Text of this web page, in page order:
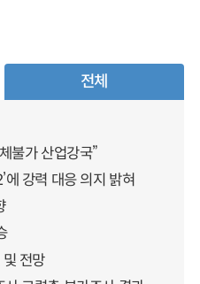
전체
불가 산업강국”
에 강력 대응 의지 밝혀
전망